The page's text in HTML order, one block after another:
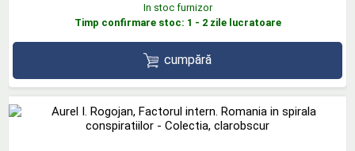
In stoc furnizor
Timp confirmare stoc: 1 - 2 zile lucratoare
cumpără